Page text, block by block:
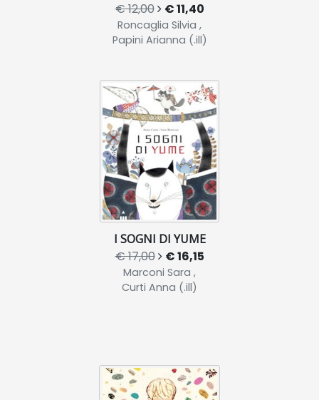
€ 12,00 € 11,40
Roncaglia Silvia ,
Papini Arianna (.ill)
I SOGNI DI YUME
€ 17,00 € 16,15
Marconi Sara ,
Curti Anna (.ill)